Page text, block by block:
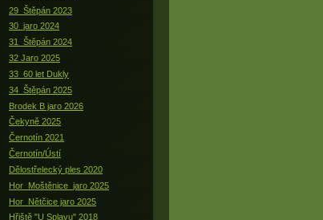
29_Štěpán 2023
30_jaro 2024
31_Štěpán 2024
32 Jaro 2025
33_60 let Dukly
34_Štěpán 2025
Brodek B jaro 2026
Čekyně 2025
Černotín 2021
Černotín/Ústí
Dělostřelecký ples 2020
Hor_Moštěnice_jaro 2025
Hor_Nětčice jaro 2025
Hřiště "U Splavu" 2018